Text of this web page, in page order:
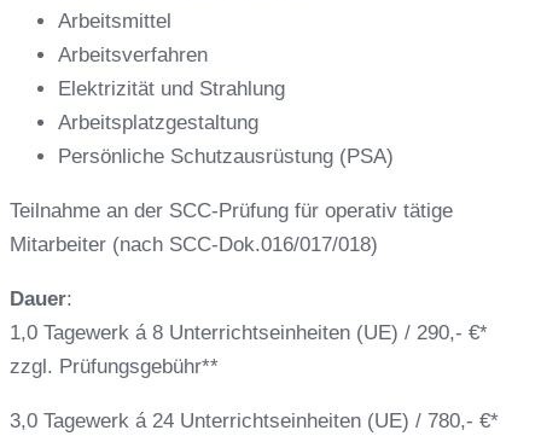
Arbeitsmittel
Arbeitsverfahren
Elektrizität und Strahlung
Arbeitsplatzgestaltung
Persönliche Schutzausrüstung (PSA)
Teilnahme an der SCC-Prüfung für operativ tätige
Mitarbeiter (nach SCC-Dok.016/017/018)
Dauer:
1,0 Tagewerk á 8 Unterrichtseinheiten (UE) / 290,- €*
zzgl. Prüfungsgebühr**
3,0 Tagewerk á 24 Unterrichtseinheiten (UE) / 780,- €*